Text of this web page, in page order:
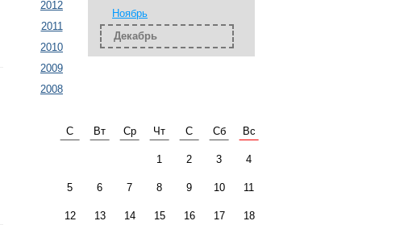
2012
2011
2010
2009
2008
Ноябрь
Декабрь
С Вт Ср Чт С Сб Вс
1 2 3 4
5 6 7 8 9 10 11
12 13 14 15 16 17 18